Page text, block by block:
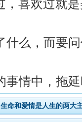
，喜欢过就
什么，而要
事情中，拖
生命和爱情是人生的两大